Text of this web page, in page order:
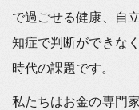
で過ごせる健康、自
知症で判断ができな
時代の課題です。
私たちはお金の専門